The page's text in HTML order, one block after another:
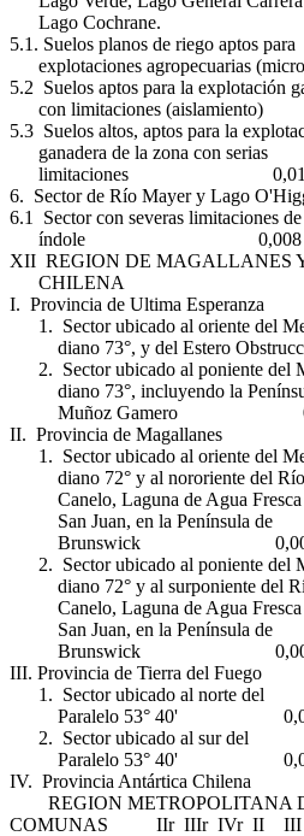
Lago Cochrane.
5.1. Suelos planos de riego aptos para
explotaciones agropecuarias
5.2 Suelos aptos para la explotación
con limitaciones
5.3 Suelos altos, aptos para la
ganadera de la zona con serias
limitaciones
6. Sector de Río Mayer y Lago
6.1 Sector con severas limitaciones de
índole 0,008
XII REGION DE MAGALLANES
CHILENA
I. Provincia de Ultima Esperanza
1. Sector ubicado al oriente del
diano 73°, y del Estero
2. Sector ubicado al poniente del
diano 73°, incluyendo la
Muñoz Gamero
II. Provincia de Magallanes
1. Sector ubicado al oriente del
diano 72° y al nororiente del
Canelo, Laguna de Agua Fresca
San Juan, en la Península de
Brunswick
2. Sector ubicado al poniente del
diano 72° y al surponiente del
Canelo, Laguna de Agua Fresca
San Juan, en la Península de
Brunswick
III. Provincia de Tierra del Fuego
1. Sector ubicado al norte del
Paralelo 53° 40'
2. Sector ubicado al sur del
Paralelo 53° 40'
IV. Provincia Antártica
REGION METROPOLITANA
COMUNAS IIr IIIr IVr II